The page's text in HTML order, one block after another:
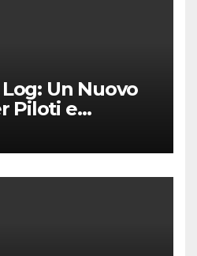
Un Nuovo
Piloti e